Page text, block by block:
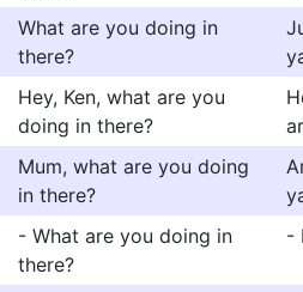
What are you doing in
there?
Hey, Ken, what are you
doing in there?
Mum, what are you doing
in there?
- What are you doing in
there?
-